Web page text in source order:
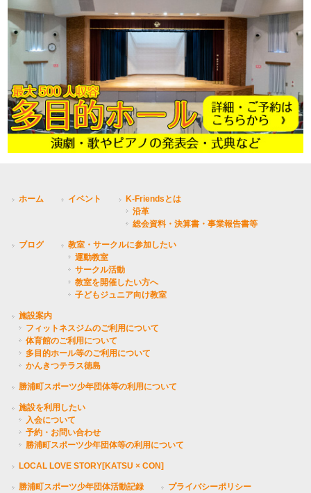
ホーム イベント
K-Friendsとは
沿革
総会資料・決算書・事業報告書等
ブログ
教室・サークルに参加したい
運動教室
サークル活動
教室を開催したい方へ
子どもジュニア向け教室
施設案内
フィットネスジムのご利用について
体育館のご利用について
多目的ホール等のご利用について
かんきつテラス徳島
勝浦町スポーツ少年団体等の利用について
施設を利用したい
入会について
予約・お問い合わせ
勝浦町スポーツ少年団体等の利用について
LOCAL LOVE STORY[KATSU × CON]
勝浦町スポーツ少年団体活動記録 プライバシーポリシー